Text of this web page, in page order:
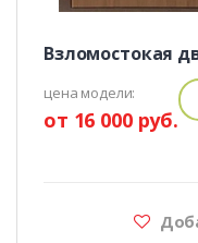
Взломостокая
цена модели:
от 16 000 руб.